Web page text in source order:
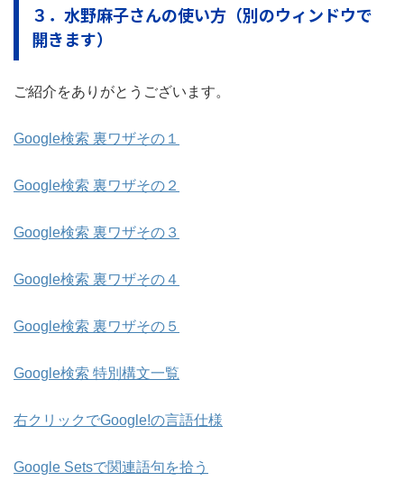
３．水野麻子さんの使い方（別のウィンドウで
開きます）
ご紹介をありがとうございます。
Google検索 裏ワザその１
Google検索 裏ワザその２
Google検索 裏ワザその３
Google検索 裏ワザその４
Google検索 裏ワザその５
Google検索 特別構文一覧
右クリックでGoogle!の言語仕様
Google Setsで関連語句を拾う